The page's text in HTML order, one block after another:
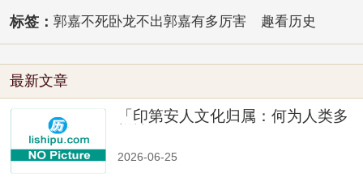
标签： 郭嘉不死卧龙不出郭嘉有多厉害 趣看历史
最新文章
「印第安人文化归属：何为人类多
2026-06-25